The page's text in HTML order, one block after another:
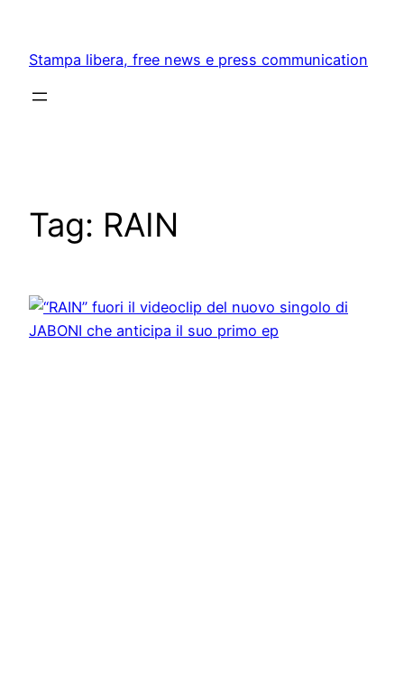
content
Stampa libera, free news e press communication
Tag: RAIN